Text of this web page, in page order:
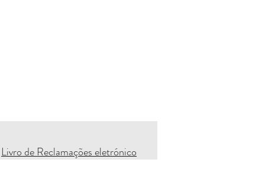
Livro de Reclamações eletrónico